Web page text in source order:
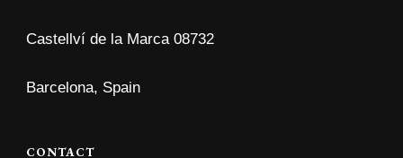
Castellví de la Marca 08732
Barcelona, Spain
CONTACT